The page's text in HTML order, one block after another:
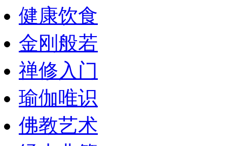
健康饮食
金刚般若
禅修入门
瑜伽唯识
佛教艺术